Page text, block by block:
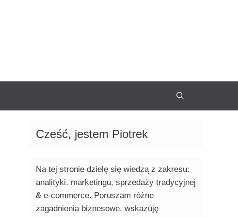
Cześć, jestem Piotrek
Na tej stronie dzielę się wiedzą z zakresu:
analityki, marketingu, sprzedaży tradycyjnej
& e-commerce. Poruszam różne
zagadnienia biznesowe, wskazuję